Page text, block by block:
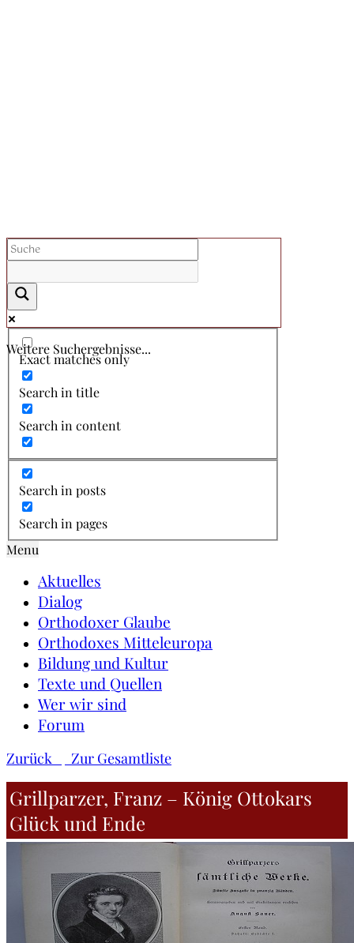
Weitere Suchergebnisse...
Exact matches only
Search in title
Search in content
Search in posts
Search in pages
Menu
Aktuelles
Dialog
Orthodoxer Glaube
Orthodoxes Mitteleuropa
Bildung und Kultur
Texte und Quellen
Wer wir sind
Forum
Zurück Zur Gesamtliste
Grillparzer, Franz – König Ottokars
Glück und Ende